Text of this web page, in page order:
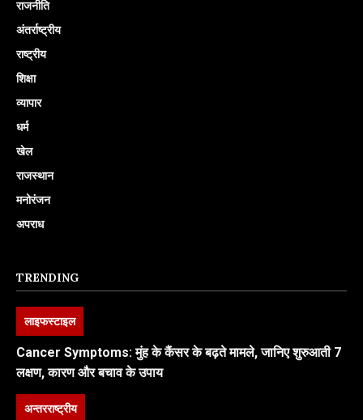
राजनीति
अंतर्राष्ट्रीय
राष्ट्रीय
शिक्षा
व्यापार
धर्म
खेल
राजस्थान
मनोरंजन
अपराध
TRENDING
लाइफस्टाइल
Cancer Symptoms: मुंह के कैंसर के बढ़ते मामले, जानिए शुरुआती 7
लक्षण, कारण और बचाव के उपाय
अन्तरराष्ट्रीय